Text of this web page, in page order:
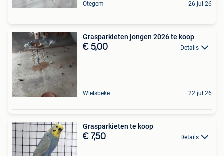
Otegem 26 jul 26
Grasparkieten jongen 2026 te koop
€ 5,00 Details
Wielsbeke 22 jul 26
Grasparkieten te koop
€ 7,50 Details